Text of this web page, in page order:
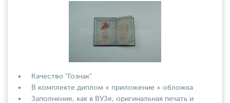
Качество "Гознак"
В комплекте диплом + приложение + обложка
Заполнение, как в ВУЗе, оригинальная печать и